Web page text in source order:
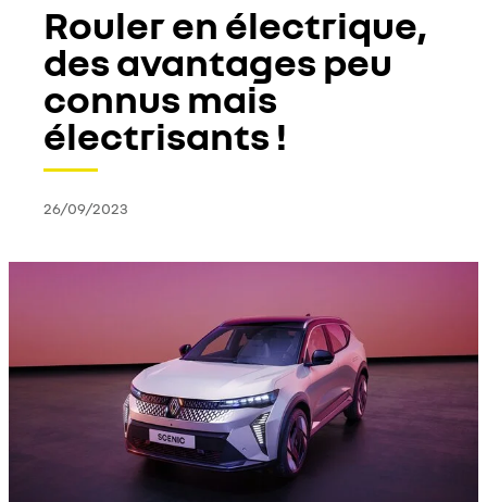
Innovations
Financement
Rouler en électrique,
des avantages peu
connus mais
électrisants !
26/09/2023